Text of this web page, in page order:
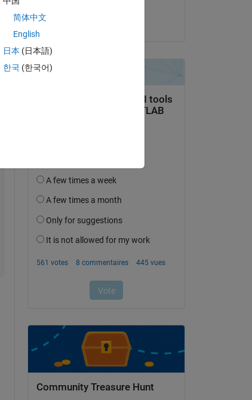
le 21 Oct 2019
Community Treasure Hunt
简体中文
English
日本 (日本語)
한국 (한국어)